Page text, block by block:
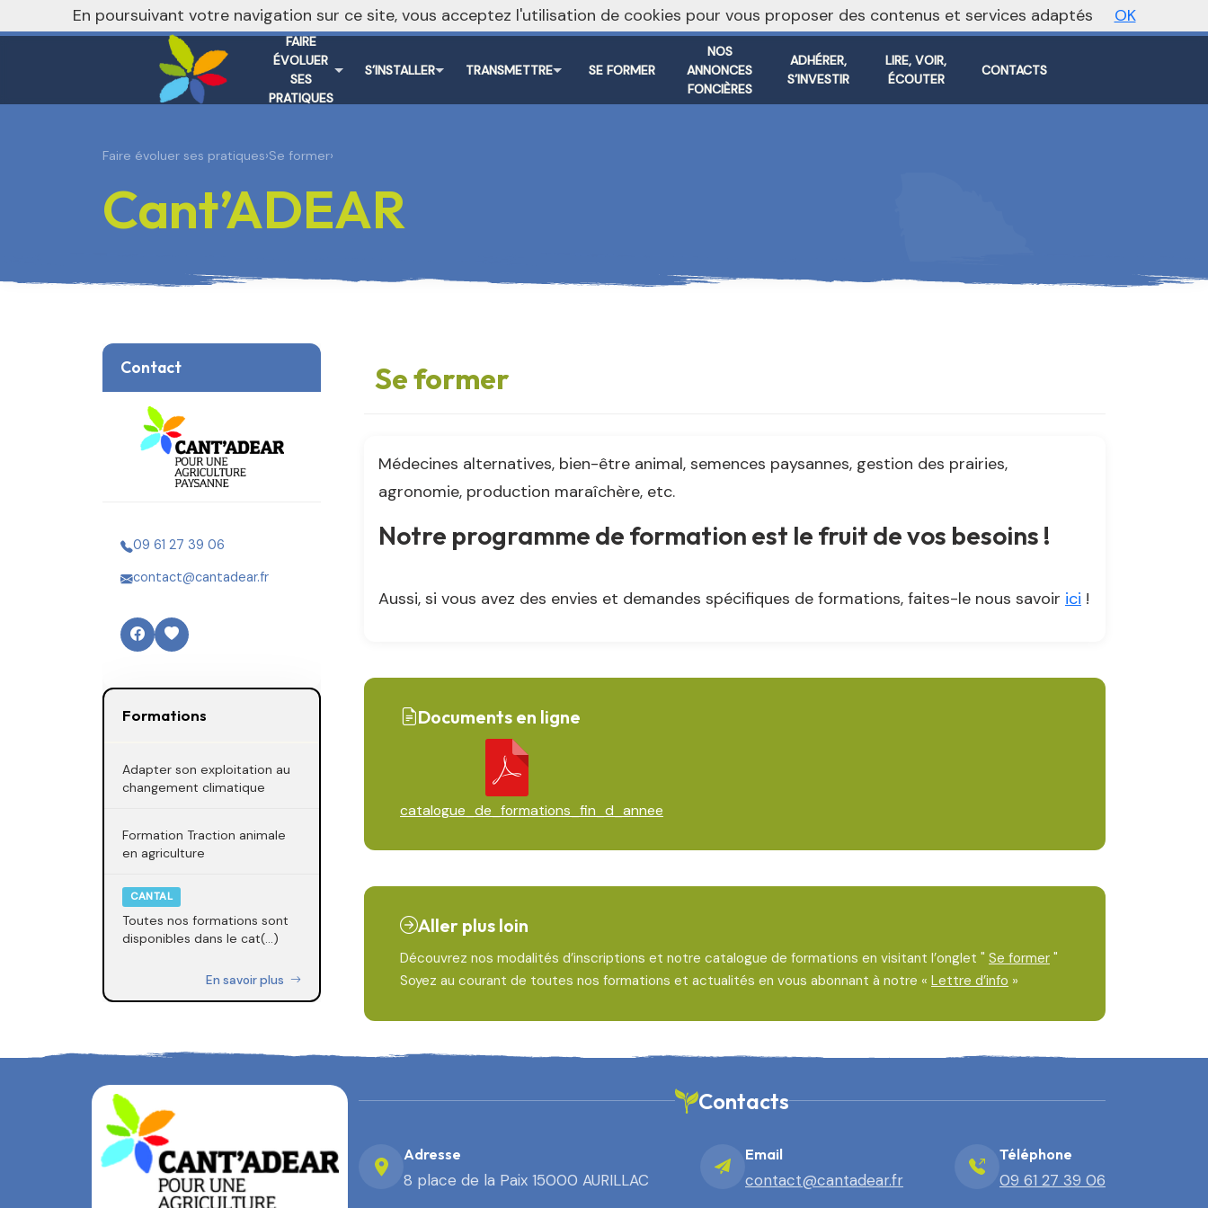
Vers le site national
FAIRE
ÉVOLUER
SES
PRATIQUES
S’INSTALLER TRANSMETTRE SE FORMER
NOS
ANNONCES
FONCIÈRES
ADHÉRER,
S’INVESTIR
LIRE, VOIR,
ÉCOUTER
CONTACTS
nivo_2026: 1
Faire évoluer ses pratiques›Se former›
Cant’ADEAR
Contact
09 61 27 39 06
contact@cantadear.fr
Formations
Adapter son exploitation au
changement climatique
Formation Traction animale
en agriculture
CANTAL
Toutes nos formations sont
disponibles dans le cat(...)
En savoir plus
Se former
Médecines alternatives, bien-être animal, semences paysannes, gestion des prairies,
agronomie, production maraîchère, etc.
Notre programme de formation est le fruit de vos besoins !
Aussi, si vous avez des envies et demandes spécifiques de formations, faites-le nous savoir ici !
Documents en ligne
catalogue_de_formations_fin_d_annee
Aller plus loin
Découvrez nos modalités d’inscriptions et notre catalogue de formations en visitant l’onglet " Se former "
Soyez au courant de toutes nos formations et actualités en vous abonnant à notre « Lettre d’info »
Contacts
Adresse
8 place de la Paix 15000 AURILLAC
Email
contact@cantadear.fr
Téléphone
09 61 27 39 06
En poursuivant votre navigation sur ce site, vous acceptez l'utilisation de cookies pour vous proposer des contenus et services adaptés OK